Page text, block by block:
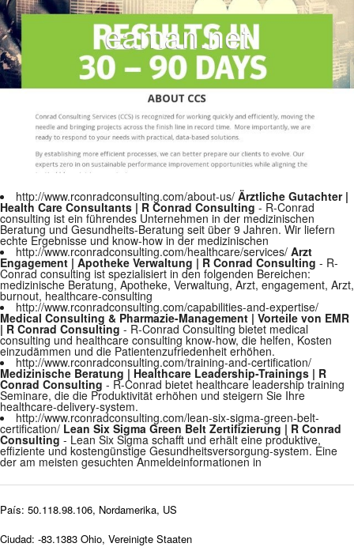
http://www.rconradconsulting.com/about-us/ Ärztliche Gutachter |
Health Care Consultants | R Conrad Consulting - R-Conrad
consulting ist ein führendes Unternehmen in der medizinischen
Beratung und Gesundheits-Beratung seit über 9 Jahren. Wir liefern
echte Ergebnisse und know-how in der medizinischen
http://www.rconradconsulting.com/healthcare/services/ Arzt
Engagement | Apotheke Verwaltung | R Conrad Consulting - R-
Conrad consulting ist spezialisiert in den folgenden Bereichen:
medizinische Beratung, Apotheke, Verwaltung, Arzt, engagement, Arzt,
burnout, healthcare-consulting
http://www.rconradconsulting.com/capabilities-and-expertise/
Medical Consulting & Pharmazie-Management | Vorteile von EMR
| R Conrad Consulting - R-Conrad Consulting bietet medical
consulting und healthcare consulting know-how, die helfen, Kosten
einzudämmen und die Patientenzufriedenheit erhöhen.
http://www.rconradconsulting.com/training-and-certification/
Medizinische Beratung | Healthcare Leadership-Trainings | R
Conrad Consulting - R-Conrad bietet healthcare leadership training
Seminare, die die Produktivität erhöhen und steigern Sie Ihre
healthcare-delivery-system.
http://www.rconradconsulting.com/lean-six-sigma-green-belt-
certification/ Lean Six Sigma Green Belt Zertifizierung | R Conrad
Consulting - Lean Six Sigma schafft und erhält eine produktive,
effiziente und kostengünstige Gesundheitsversorgung-system. Eine
der am meisten gesuchten Anmeldeinformationen in
País: 50.118.98.106, Nordamerika, US
Ciudad: -83.1383 Ohio, Vereinigte Staaten